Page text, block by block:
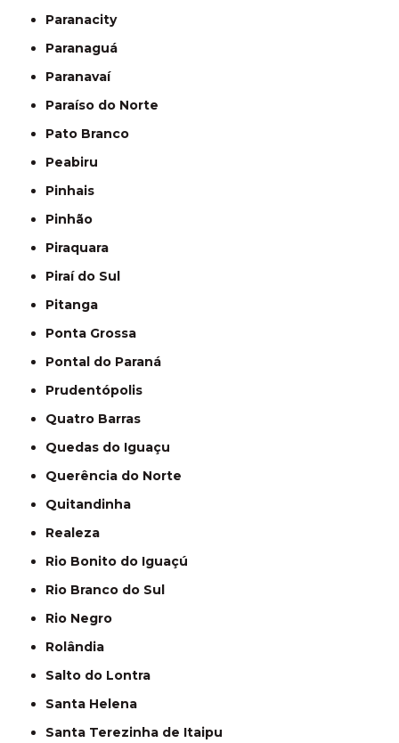
Paranacity
Paranaguá
Paranavaí
Paraíso do Norte
Pato Branco
Peabiru
Pinhais
Pinhão
Piraquara
Piraí do Sul
Pitanga
Ponta Grossa
Pontal do Paraná
Prudentópolis
Quatro Barras
Quedas do Iguaçu
Querência do Norte
Quitandinha
Realeza
Rio Bonito do Iguaçú
Rio Branco do Sul
Rio Negro
Rolândia
Salto do Lontra
Santa Helena
Santa Terezinha de Itaipu